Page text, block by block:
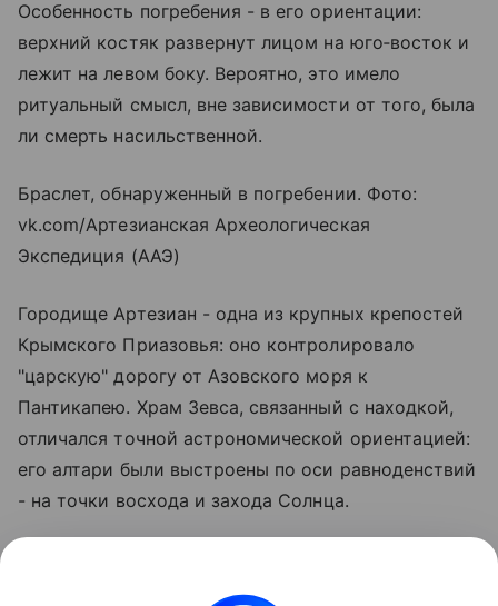
Особенность погребения - в его ориентации:
верхний костяк развернут лицом на юго‑восток и
лежит на левом боку. Вероятно, это имело
ритуальный смысл, вне зависимости от того, была
ли смерть насильственной.
Браслет, обнаруженный в погребении. Фото:
vk.com/Артезианская Археологическая
Экспедиция (ААЭ)
Городище Артезиан - одна из крупных крепостей
Крымского Приазовья: оно контролировало
"царскую" дорогу от Азовского моря к
Пантикапею. Храм Зевса, связанный с находкой,
отличался точной астрономической ориентацией:
его алтари были выстроены по оси равноденствий
- на точки восхода и захода Солнца.
в 1986 году - тогда памятник открыл сотрудник